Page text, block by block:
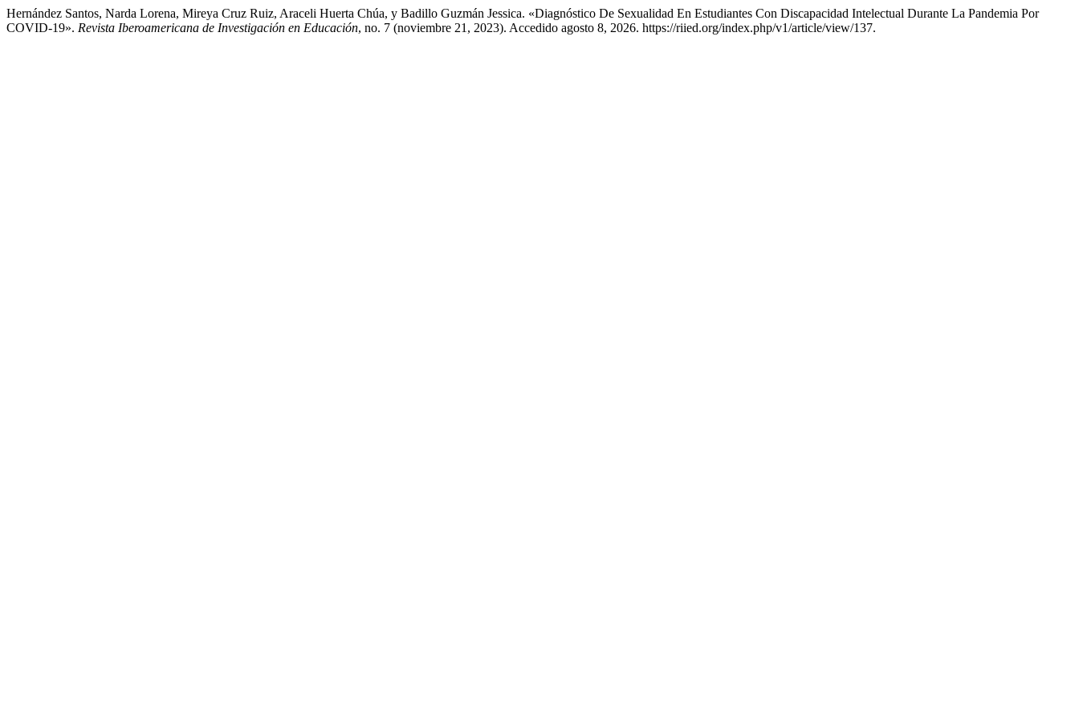
Hernández Santos, Narda Lorena, Mireya Cruz Ruiz, Araceli Huerta Chúa, y Badillo Guzmán Jessica. «Diagnóstico De Sexualidad En Estudiantes Con Discapacidad Intelectual Durante La Pandemia Por
COVID-19». Revista Iberoamericana de Investigación en Educación, no. 7 (noviembre 21, 2023). Accedido agosto 8, 2026. https://riied.org/index.php/v1/article/view/137.